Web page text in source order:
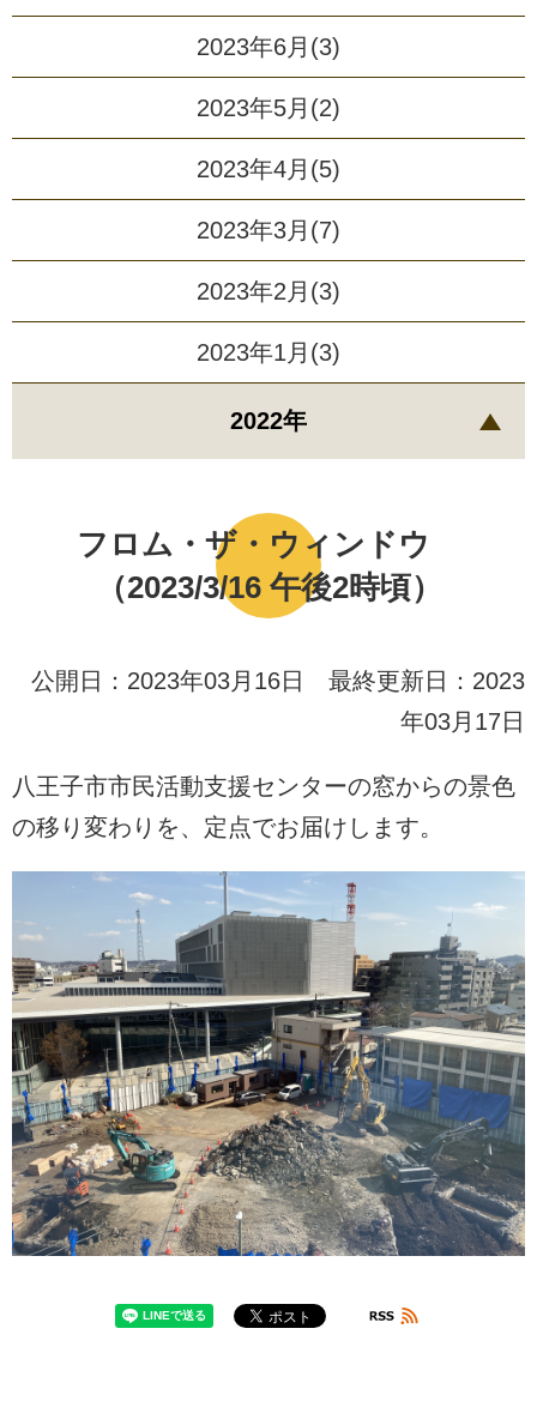
フロム・ザ・ウィンドウ
（2023/3/16 午後2時頃）
公開日：2023年03月16日 最終更新日：2023
年03月17日
八王子市市民活動支援センターの窓からの景色
の移り変わりを、定点でお届けします。
2023年6月(3)
2023年5月(2)
2023年4月(5)
2023年3月(7)
2023年2月(3)
2023年1月(3)
2022年